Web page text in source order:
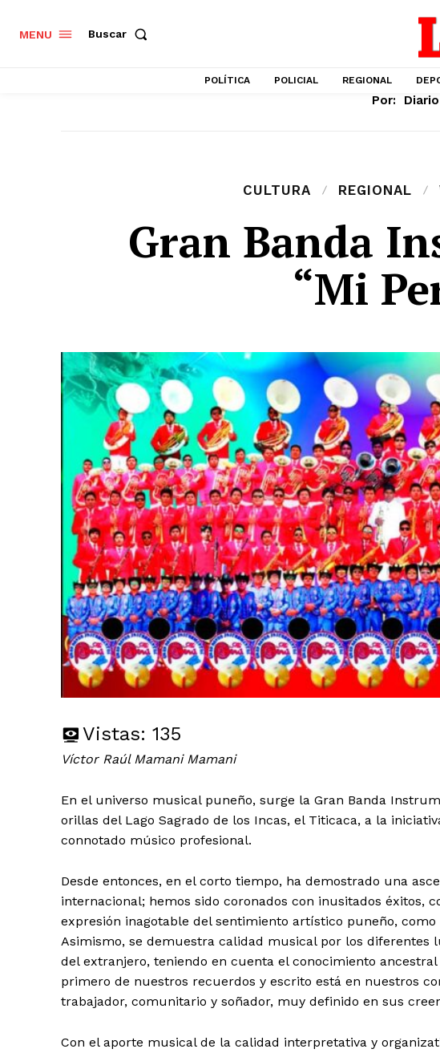
MENU Buscar
POLÍTICA POLICIAL REGIONAL
Por:
CULTURA REGIONAL
Gran Banda
“Mi
Vistas: 135
Víctor Raúl Mamani Mamani
En el universo musical puneño, surge la Gran Banda
orillas del Lago Sagrado de los Incas, el Titicaca, a la
connotado músico profesional.
Desde entonces, en el corto tiempo, ha demostrado una
internacional; hemos sido coronados con inusitados éxitos,
expresión inagotable del sentimiento artístico puneño,
Asimismo, se demuestra calidad musical por los diferentes
del extranjero, teniendo en cuenta el conocimiento
primero de nuestros recuerdos y escrito está en nuestros
trabajador, comunitario y soñador, muy definido en sus
Con el aporte musical de la calidad interpretativa y